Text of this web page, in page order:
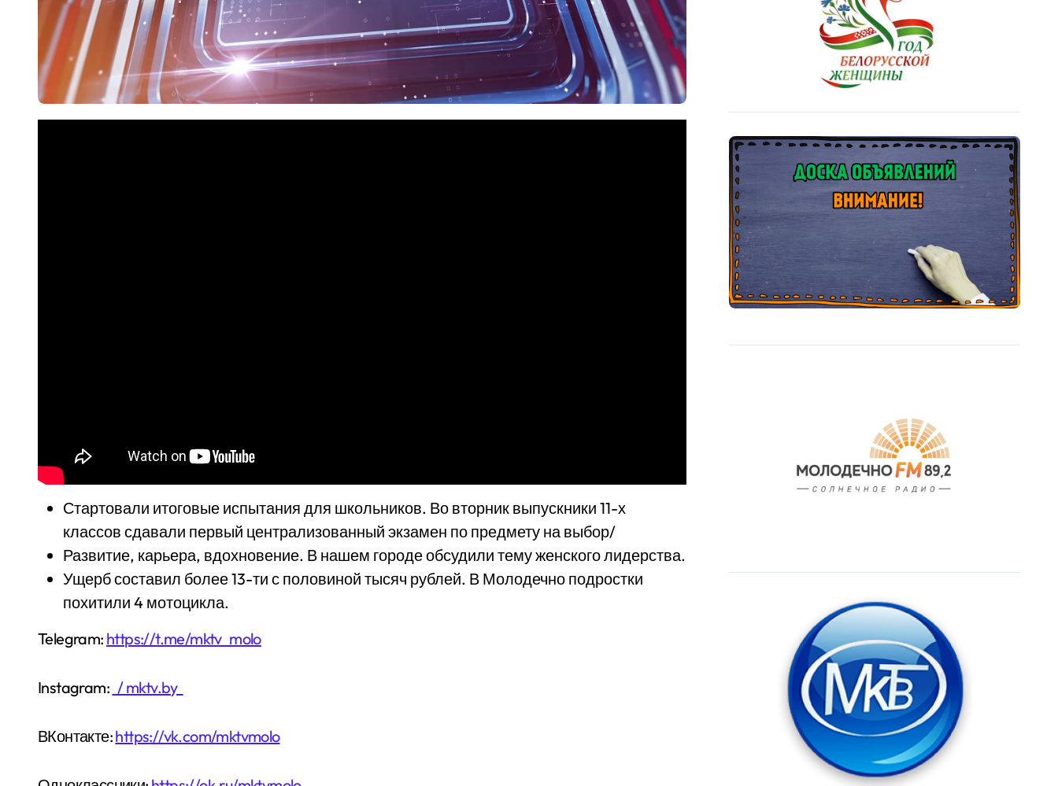
Стартовали итоговые испытания для школьников. Во вторник выпускники 11-х
классов сдавали первый централизованный экзамен по предмету на выбор/
Развитие, карьера, вдохновение. В нашем городе обсудили тему женского лидерства.
Ущерб составил более 13-ти с половиной тысяч рублей. В Молодечно подростки
похитили 4 мотоцикла.
Telegram: https://t.me/mktv_molo
Instagram: / mktv.by
ВКонтакте:https://vk.com/mktvmolo